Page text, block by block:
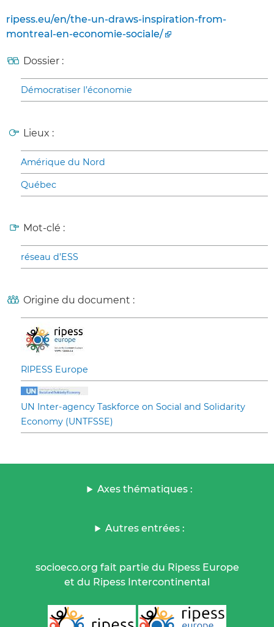
ripess.eu/en/the-un-draws-inspiration-from-
montreal-en-economie-sociale/
Dossier :
Démocratiser l’économie
Lieux :
Amérique du Nord
Québec
Mot-clé :
réseau d’ESS
Origine du document :
RIPESS Europe
UN Inter-agency Taskforce on Social and Solidarity
Economy (UNTFSSE)
Axes thématiques :
Autres entrées :
socioeco.org fait partie du Ripess Europe
et du Ripess Intercontinental